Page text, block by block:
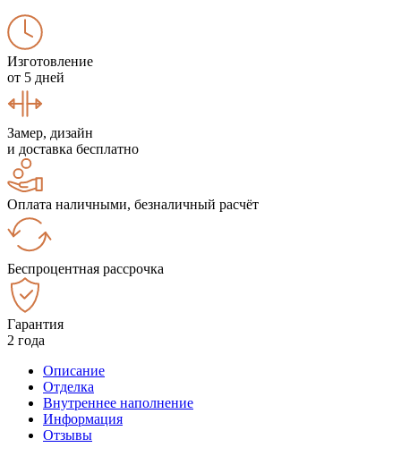
Изготовление
от 5 дней
Замер, дизайн
и доставка бесплатно
Оплата наличными, безналичный расчёт
Беспроцентная рассрочка
Гарантия
2 года
Описание
Отделка
Внутреннее наполнение
Информация
Отзывы